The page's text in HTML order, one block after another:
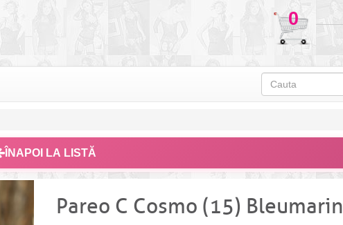
0
ÎNAPOI LA LISTĂ
Pareo C Cosmo (15) Bleumarin